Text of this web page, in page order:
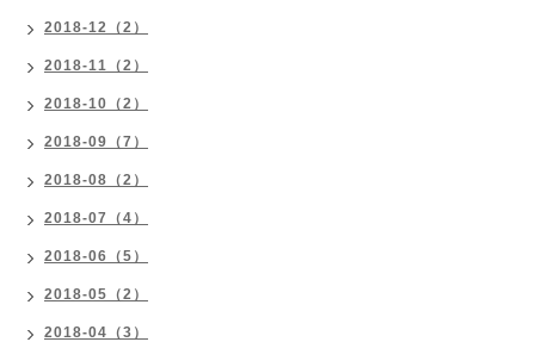
2018-12（2）
2018-11（2）
2018-10（2）
2018-09（7）
2018-08（2）
2018-07（4）
2018-06（5）
2018-05（2）
2018-04（3）